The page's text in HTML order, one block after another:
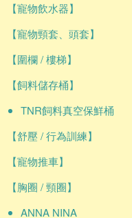
【寵物飲水器】
【寵物頸套、頭套】
【圍欄 / 樓梯】
【飼料儲存桶】
TNR飼料真空保鮮桶
【舒壓 / 行為訓練】
【寵物推車】
【胸圈 / 頸圈】
ANNA NINA